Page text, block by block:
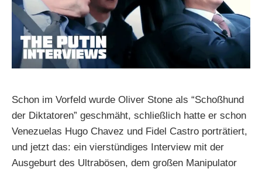
Schon im Vorfeld wurde Oliver Stone als “Schoßhund
der Diktatoren” geschmäht, schließlich hatte er schon
Venezuelas Hugo Chavez und Fidel Castro porträtiert,
und jetzt das: ein vierstündiges Interview mit der
Ausgeburt des Ultrabösen, dem großen Manipulator